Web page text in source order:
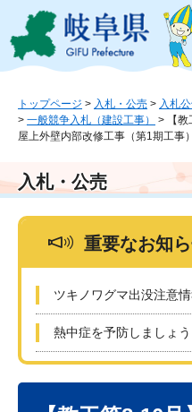
ジ
ュ
本
文
このペ
トップページ > 入札・公売 > 入札
> 一般競争入札（建設工事） >
【
屋上外壁内部改修工事（第1期工事
入札・公売
重要なお知
ツキノワグマ出没注意情
熱中症を予防しましょう